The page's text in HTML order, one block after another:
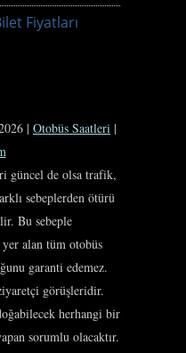
Fiyatları
| Otobüs Saatleri |
güncel de olsa trafik,
sebeplerden ötürü
Bu sebeple
alan tüm otobüs
garanti edemez.
görüşleridir.
herhangi bir
sorumlu olacaktır.